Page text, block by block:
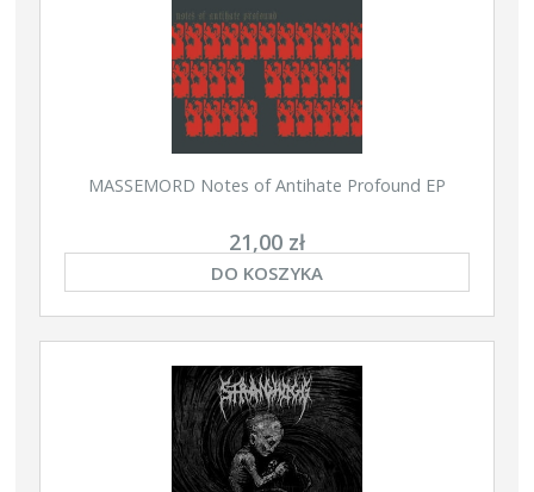
MASSEMORD Notes of Antihate Profound EP
21,00 zł
DO KOSZYKA